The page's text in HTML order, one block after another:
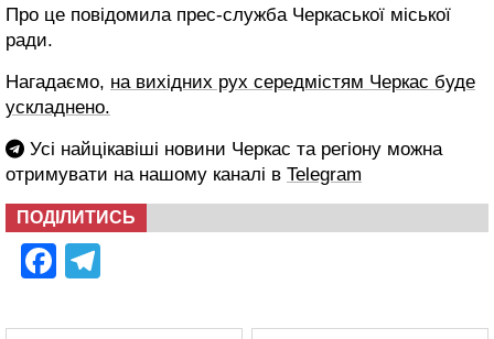
Про це повідомила прес-служба Черкаської міської
ради.
Нагадаємо, на вихідних рух середмістям Черкас буде
ускладнено.
Усі найцікавіші новини Черкас та регіону можна
отримувати на нашому каналі в Telegram
ПОДІЛИТИСЬ
Facebook